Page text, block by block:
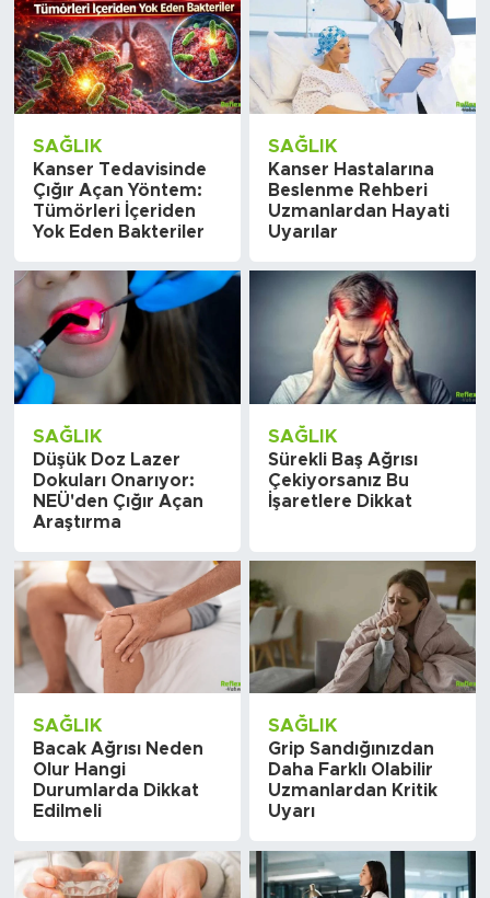
SAĞLIK
Kanser Tedavisinde
Çığır Açan Yöntem:
Tümörleri İçeriden
Yok Eden Bakteriler
SAĞLIK
Kanser Hastalarına
Beslenme Rehberi
Uzmanlardan Hayati
Uyarılar
SAĞLIK
Düşük Doz Lazer
Dokuları Onarıyor:
NEÜ'den Çığır Açan
Araştırma
SAĞLIK
Sürekli Baş Ağrısı
Çekiyorsanız Bu
İşaretlere Dikkat
SAĞLIK
Bacak Ağrısı Neden
Olur Hangi
Durumlarda Dikkat
Edilmeli
SAĞLIK
Grip Sandığınızdan
Daha Farklı Olabilir
Uzmanlardan Kritik
Uyarı